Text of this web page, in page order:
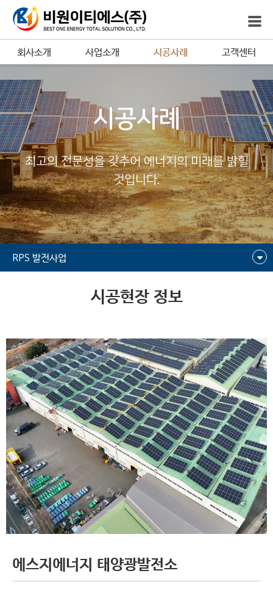
회사소개 사업소개 시공사례 고객센터
시공사례
최고의 전문성을 갖추어 에너지의 미래를 밝힐
것입니다.
RPS 발전사업
시공현장 정보
에스지에너지 태양광발전소